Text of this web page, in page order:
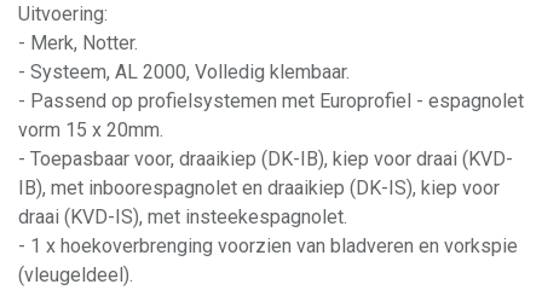
Uitvoering:
- Merk, Notter.
- Systeem, AL 2000, Volledig klembaar.
- Passend op profielsystemen met Europrofiel - espagnolet
vorm 15 x 20mm.
- Toepasbaar voor, draaikiep (DK-IB), kiep voor draai (KVD-
IB), met inboorespagnolet en draaikiep (DK-IS), kiep voor
draai (KVD-IS), met insteekespagnolet.
- 1 x hoekoverbrenging voorzien van bladveren en vorkspie
(vleugeldeel).